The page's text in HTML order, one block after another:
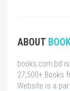
ABOUT
books.com.bd
27,500+ Books
Website is a